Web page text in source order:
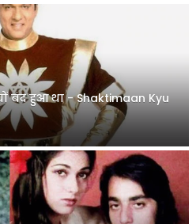
बंद हुआ था - Shaktimaan Kyu